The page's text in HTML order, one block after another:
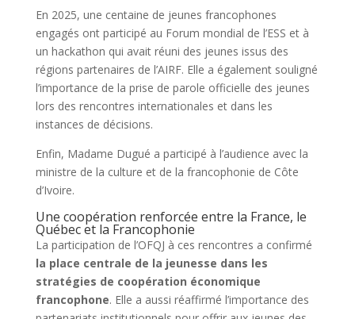
En 2025, une centaine de jeunes francophones
engagés ont participé au Forum mondial de l’ESS et à
un hackathon qui avait réuni des jeunes issus des
régions partenaires de l’AIRF. Elle a également souligné
l’importance de la prise de parole officielle des jeunes
lors des rencontres internationales et dans les
instances de décisions.
Enfin, Madame Dugué a participé à l’audience avec la
ministre de la culture et de la francophonie de Côte
d’Ivoire.
Une coopération renforcée entre la France, le
Québec et la Francophonie
La participation de l’OFQJ à ces rencontres a confirmé
la place centrale de la jeunesse dans les
stratégies de coopération économique
francophone. Elle a aussi réaffirmé l’importance des